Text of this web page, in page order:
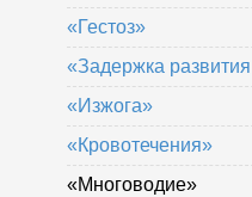
«Гестоз»
«Задержка
«Изжога»
«Кровотечения»
«Многоводие»